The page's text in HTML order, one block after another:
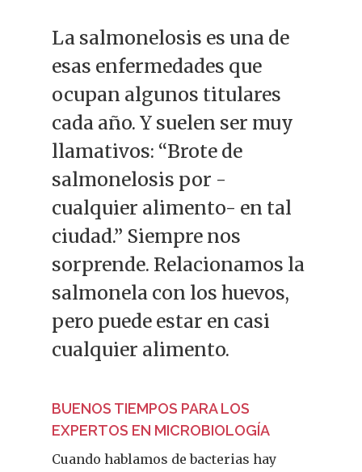
La salmonelosis es una de
esas enfermedades que
ocupan algunos titulares
cada año. Y suelen ser muy
llamativos: “Brote de
salmonelosis por -
cualquier alimento- en tal
ciudad.” Siempre nos
sorprende. Relacionamos la
salmonela con los huevos,
pero puede estar en casi
cualquier alimento.
BUENOS TIEMPOS PARA LOS
EXPERTOS EN MICROBIOLOGÍA
Cuando hablamos de bacterias hay